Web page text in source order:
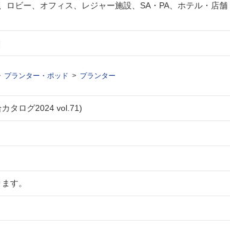
ロビー、オフィス、レジャー施設、SA・PA、ホテル・店舗
プランター・ポッド プランター
カタログ2024 vol.71)
す。